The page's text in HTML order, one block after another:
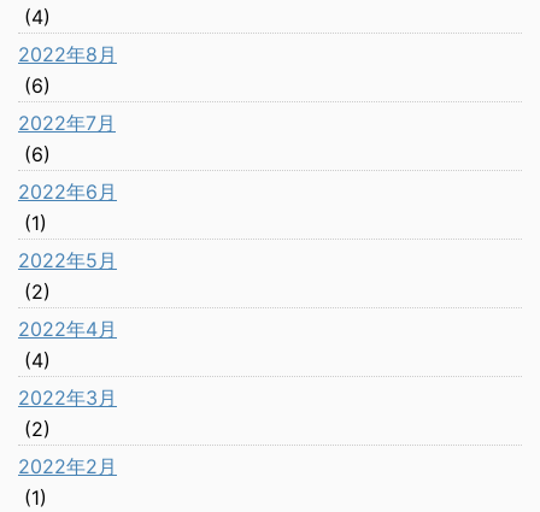
(4)
2022年8月
(6)
2022年7月
(6)
2022年6月
(1)
2022年5月
(2)
2022年4月
(4)
2022年3月
(2)
2022年2月
(1)